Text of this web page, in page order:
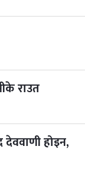
राउत
देववाणी होइन,